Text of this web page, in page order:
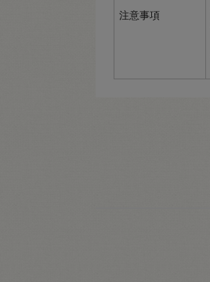
注意事項